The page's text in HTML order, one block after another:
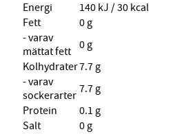
Energi
140 kJ / 30 kcal
Fett
0 g
- varav
mättat fett 0 g
Kolhydrater7.7 g
- varav
sockerarter 7.7 g
Protein
0.1 g
Salt
0 g